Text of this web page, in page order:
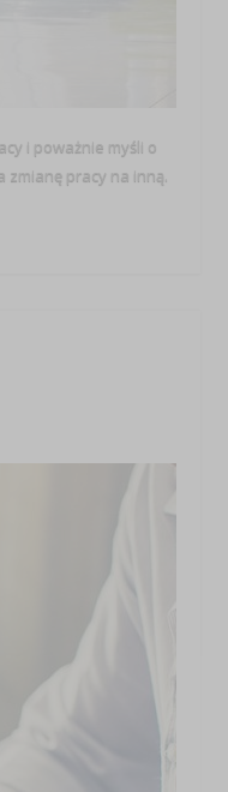
i poważnie myśli o
zmianę pracy na inną.